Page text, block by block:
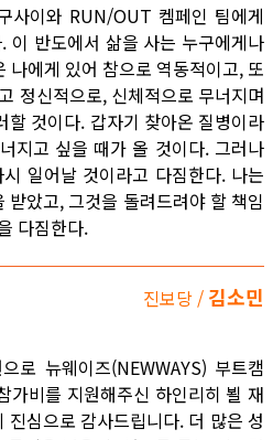
사이와 RUN/OUT 켐페인 팀에게
이 반도에서 삶을 사는 누구에게나
에게 있어 참으로 역동적이고, 또
정신적으로, 신체적으로 무너지며
할 것이다. 갑자기 찾아온 질병이라
지고 싶을 때가 올 것이다. 그러나
일어날 것이라고 다짐한다. 나는
았고, 그것을 돌려드려야 할 책임
다짐한다.
진보당 / 김소민
로 뉴웨이즈(NEWWAYS) 부트캠
가비를 지원해주신 하인리히 뵐 재
진심으로 감사드립니다. 더 많은 성